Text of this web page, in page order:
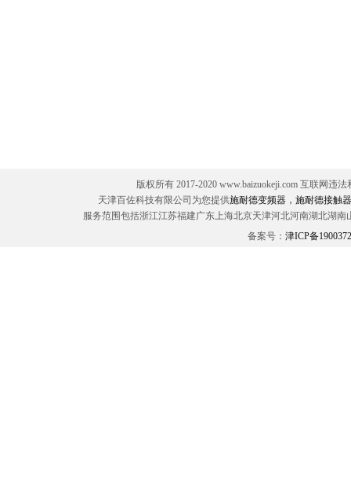
版权所有 2017-2020 www.baizuokeji.com 互联网违
天津百佐科技有限公司为您提供施耐德变频器，施耐德接触
服务范围包括浙江江苏福建广东上海北京天津河北河南湖北湖
备案号： 津ICP备